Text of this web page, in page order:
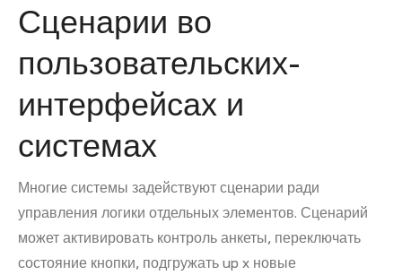
Сценарии во
пользовательских-
интерфейсах и
системах
Многие системы задействуют сценарии ради
управления логики отдельных элементов. Сценарий
может активировать контроль анкеты, переключать
состояние кнопки, подгружать up x новые